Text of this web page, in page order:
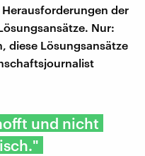
der
Nur:
diese Lösungsansätze
und nicht